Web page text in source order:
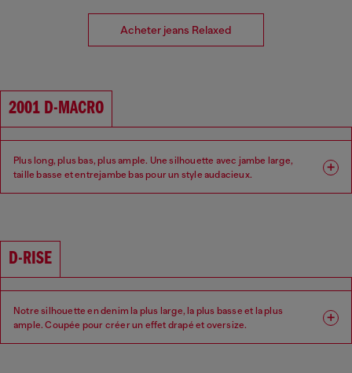
Acheter jeans Relaxed
2001 D-MACRO
Plus long, plus bas, plus ample. Une silhouette avec jambe large,
taille basse et entrejambe bas pour un style audacieux.
Taille : Basse
D-RISE
Notre silhouette en denim la plus large, la plus basse et la plus
ample. Coupée pour créer un effet drapé et oversize.